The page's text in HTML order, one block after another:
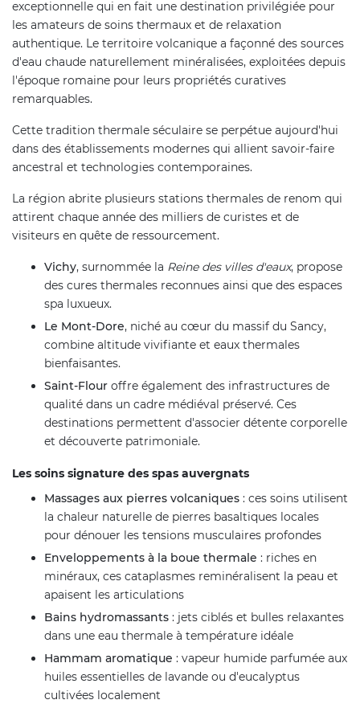
exceptionnelle qui en fait une destination privilégiée pour
les amateurs de soins thermaux et de relaxation
authentique. Le territoire volcanique a façonné des sources
d'eau chaude naturellement minéralisées, exploitées depuis
l'époque romaine pour leurs propriétés curatives
remarquables.
Cette tradition thermale séculaire se perpétue aujourd'hui
dans des établissements modernes qui allient savoir-faire
ancestral et technologies contemporaines.
La région abrite plusieurs stations thermales de renom qui
attirent chaque année des milliers de curistes et de
visiteurs en quête de ressourcement.
Vichy, surnommée la Reine des villes d'eaux, propose
des cures thermales reconnues ainsi que des espaces
spa luxueux.
Le Mont-Dore, niché au cœur du massif du Sancy,
combine altitude vivifiante et eaux thermales
bienfaisantes.
Saint-Flour offre également des infrastructures de
qualité dans un cadre médiéval préservé. Ces
destinations permettent d'associer détente corporelle
et découverte patrimoniale.
Les soins signature des spas auvergnats
Massages aux pierres volcaniques : ces soins utilisent
la chaleur naturelle de pierres basaltiques locales
pour dénouer les tensions musculaires profondes
Enveloppements à la boue thermale : riches en
minéraux, ces cataplasmes reminéralisent la peau et
apaisent les articulations
Bains hydromassants : jets ciblés et bulles relaxantes
dans une eau thermale à température idéale
Hammam aromatique : vapeur humide parfumée aux
huiles essentielles de lavande ou d'eucalyptus
cultivées localement